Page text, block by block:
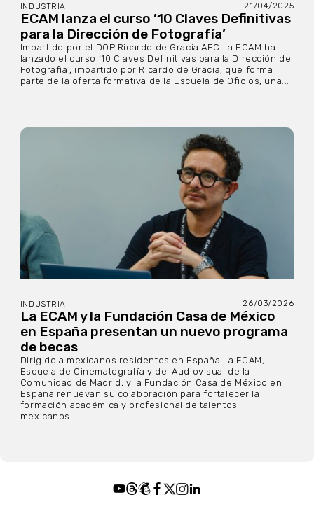
INDUSTRIA 21/04/2025
ECAM lanza el curso ’10 Claves Definitivas
para la Dirección de Fotografía’
Impartido por el DOP Ricardo de Gracia AEC La ECAM ha
lanzado el curso ’10 Claves Definitivas para la Dirección de
Fotografía’, impartido por Ricardo de Gracia, que forma
parte de la oferta formativa de la Escuela de Oficios, una...
INDUSTRIA 26/03/2026
La ECAM y la Fundación Casa de México
en España presentan un nuevo programa
de becas
Dirigido a mexicanos residentes en España La ECAM,
Escuela de Cinematografía y del Audiovisual de la
Comunidad de Madrid, y la Fundación Casa de México en
España renuevan su colaboración para fortalecer la
formación académica y profesional de talentos
mexicanos...